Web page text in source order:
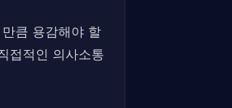
큼 용감해야 할
접적인 의사소통